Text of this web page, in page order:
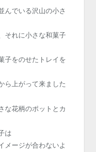
んでいる沢山の小さ
それに小さな和菓子
子をのせたトレイを
ら上がって来ました
な花柄のポットとカ
は
メージが合わないよ